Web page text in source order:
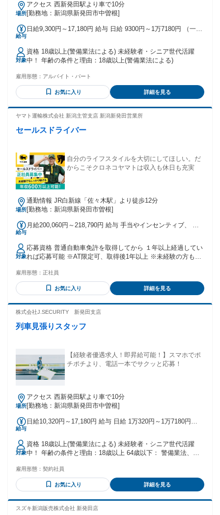
場所
アクセス 西新発田駅より車で10分
[勤務地：新潟県新発田市中曽根]
給与
日給9,300円～17,180円 給与 日給 9300円～1万7180円 （一律
手当 ※残業／夜勤／休日出勤は割増し金額支給 ※燃料費支給
（距離計算＋遠方手当有り） ※車両費支給 【研修について】
■法定研修（20時間）：21,000円 →基本と安全対策を覚える
期間 ■トレイニー期間（30～50日）：8,900円＋車両手当 →自
縮） （入社祝い金含む）
対象
資格 18歳以上(警備業法による) 未経験者・シニア世代活躍
中！ 年齢の条件と理由：18歳以上(警備業法による)
雇用形態： アルバイト・パート
お気に入り 詳細を見る
ヤマト運輸株式会社 新潟主管支店 新潟新発田営業所
セールスドライバー
自分のライフスタイルを大切にしてほしい。だ
からこそクロネコヤマトは収入も休日も充実
場所
通勤情報 JR白新線「佐々木駅」より徒歩12分
[勤務地：新潟県新発田市曽根]
給与
月給200,060円～218,790円 給与 手当やインセンティブ、 年
＋インセンティブ ＋地域手当 月収・年収例 30歳、残業25時
間、扶養あり (配偶者+子2人) 入社１年目 月収37万円／年収
473万円 入社５年目 月収40万円／年収589万円 30歳、残業25
時間、独身 入社１年目 月収33万円／年収423万円 入社５年目
用期間中は本採用と同条件 通勤手当 1ヶ月分の定期代相当額
※社内規定による 昇給・昇格 半期に１回の昇給、 １年間に
１回昇格のチャンスあり 賞与 半期賞与年2回 業績及び人事評
価に応じて決定 ※社内規定による
対象
応募資格 普通自動車免許を取得してから １年以上経過してい
れば応募可能 ※AT限定可、取得後1年以上 ※未経験の方も歓
働き始められます
雇用形態： 正社員
お気に入り 詳細を見る
株式会社J.SECURITY 新発田支店
列車見張りスタッフ
【経験者優遇求人！即昇給可能！】スマホでポ
チポチより、電話一本でサクッと応募！
場所
アクセス 西新発田駅より車で10分
[勤務地：新潟県新発田市中曽根]
給与
日給10,320円～17,180円 給与 日給 1万320円～1万7180円
9,920円＋車両手当400円＋燃料費 ・夜勤内訳：12,692円＋車
両手当400円＋燃料費 ※残業費・休祭日勤務はなど割増料金
支給 ■月収例 ・日勤23日残業6時間勤務の場合・・249,788円
・夜勤23日残業7時間勤務の場合・・314,782円 （基本給＋残
対象
資格 18歳以上(警備業法による) 未経験者・シニア世代活躍
中！ 年齢の条件と理由：18歳以上 64歳以下： 警備業法、列
65歳未満まで）があるため。
雇用形態： 契約社員
お気に入り 詳細を見る
スズキ新潟販売株式会社 新発田店